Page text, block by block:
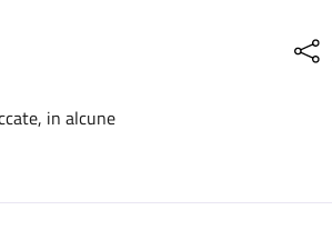
in alcune